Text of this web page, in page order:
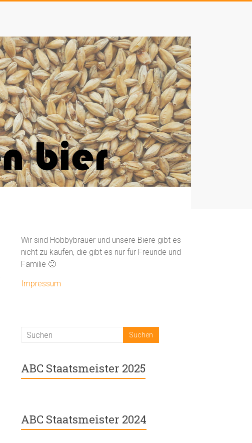
Wir sind Hobbybrauer und unsere Biere gibt es
nicht zu kaufen, die gibt es nur für Freunde und
Familie 🙂
Impressum
ABC Staatsmeister 2025
ABC Staatsmeister 2024